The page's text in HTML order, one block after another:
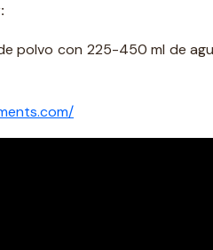
polvo con 225-450 ml de